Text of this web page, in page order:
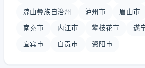
凉山彝族自治州 泸州市 眉山市
南充市 内江市 攀枝花市 遂
宜宾市 自贡市 资阳市